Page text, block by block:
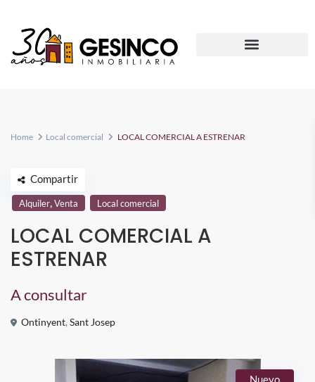
Home Local comercial LOCAL COMERCIAL A ESTRENAR
Alquiler,Venta Local comercial
LOCAL COMERCIAL A
ESTRENAR
A consultar
Ontinyent,Sant Josep
Compartir
Nuevo